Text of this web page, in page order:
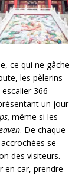
ce qui ne gâche
les pèlerins
366
un jour
même si les
. De chaque
se
des visiteurs.
en car, prendre